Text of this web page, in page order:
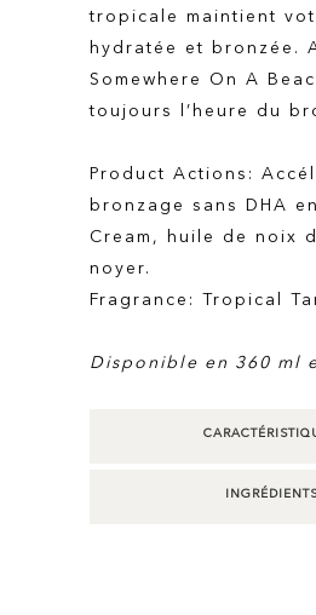
tropicale maintient
hydratée et bronzée.
Somewhere On A
toujours l’heure du
Product Actions:
bronzage sans DHA
Cream, huile de noix
noyer.
Fragrance: Tropical
Disponible en 360 ml